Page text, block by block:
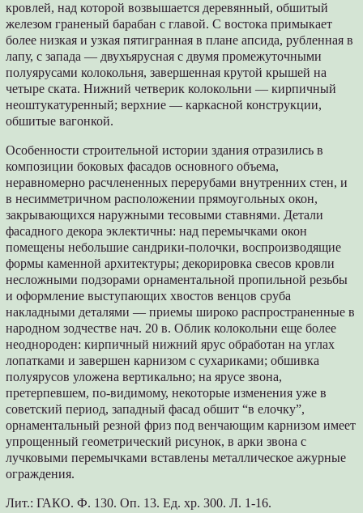
кровлей, над которой возвышается деревянный, обшитый
железом граненый барабан с главой. С востока примыкает
более низкая и узкая пятигранная в плане апсида, рубленная в
лапу, с запада — двухъярусная с двумя промежуточными
полуярусами колокольня, завершенная крутой крышей на
четыре ската. Нижний четверик колокольни — кирпичный
неоштукатуренный; верхние — каркасной конструкции,
обшитые вагонкой.
Особенности строительной истории здания отразились в
композиции боковых фасадов основного объема,
неравномерно расчлененных перерубами внутренних стен, и
в несимметричном расположении прямоугольных окон,
закрывающихся наружными тесовыми ставнями. Детали
фасадного декора эклектичны: над перемычками окон
помещены небольшие сандрики-полочки, воспроизводящие
формы каменной архитектуры; декорировка свесов кровли
несложными подзорами орнаментальной пропильной резьбы
и оформление выступающих хвостов венцов сруба
накладными деталями — приемы широко распространенные в
народном зодчестве нач. 20 в. Облик колокольни еще более
неоднороден: кирпичный нижний ярус обработан на углах
лопатками и завершен карнизом с сухариками; обшивка
полуярусов уложена вертикально; на ярусе звона,
претерпевшем, по-видимому, некоторые изменения уже в
советский период, западный фасад обшит “в елочку”,
орнаментальный резной фриз под венчающим карнизом имеет
упрощенный геометрический рисунок, в арки звона с
лучковыми перемычками вставлены металлическое ажурные
ограждения.
Лит.: ГАКО. Ф. 130. Оп. 13. Ед. хр. 300. Л. 1-16.